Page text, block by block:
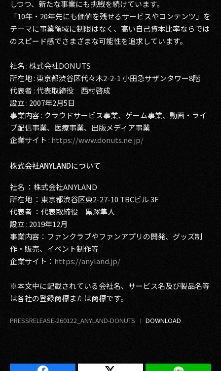
しつつ、新たな事業にも挑戦を続けています。
「10年・20年先にも価値を残せるサービスやコンテンツ」を
テーマに事業領域に制限はなく、高い自己資本比率ならでは
のスピード感でさまざまな可能性を追求しています。
社名 : 株式会社DONUTS
所在地 : 東京都渋谷区代々木2-2-1 小田急サザンタワー8階
代表者 : 代表取締役 西村啓成
設立 : 2007年2月5日
事業内容 : クラウドサービス事業、ゲーム事業、動画・ライ
ブ配信事業、医療事業、出版メディア事業
企業サイト : https://www.donuts.ne.jp/
株式会社ANYLANDについて
社名 ：株式会社ANYLAND
所在地 ：東京都渋谷区東2-27-10 TBCビル 3F
代表者 ：代表取締役 黒澤隼人
設立 : 2019年12月
事業内容：ファンクラブやファンアプリの開発、グッズ制
作・販売、イベント制作等
企業サイト： https://anyland.jp/
※本文中に記載されている会社名、サービス名及び製品名等
は各社の登録商標または商標です。
PRESSRELEASE-260122_ANYLAND-DONUTS